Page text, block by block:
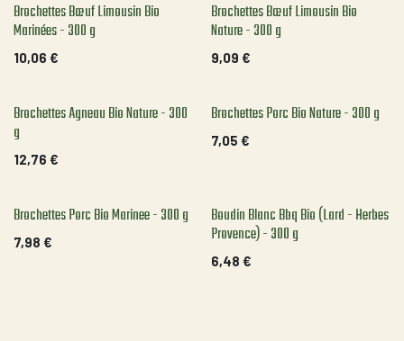
Brochettes Bœuf Limousin Bio
Marinées - 300 g
10,06 €
Brochettes Bœuf Limousin Bio
Nature - 300 g
9,09 €
Brochettes Agneau Bio Nature - 300
g
12,76 €
Brochettes Porc Bio Nature - 300 g
7,05 €
Brochettes Porc Bio Marinee - 300 g
7,98 €
Boudin Blanc Bbq Bio (Lard - Herbes
Provence) - 300 g
6,48 €